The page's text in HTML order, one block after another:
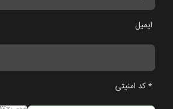
ایمیل
* کد امنیتی